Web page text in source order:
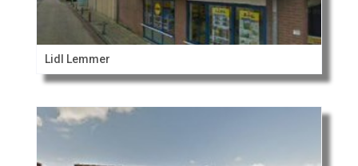
Lidl Lemmer